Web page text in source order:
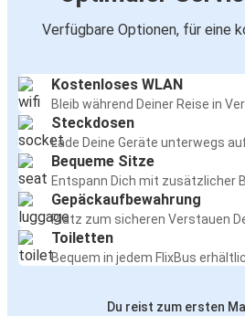
Verfügbare Optionen, für eine
Kostenloses WLAN
Bleib während Deiner Reise in
Steckdosen
Lade Deine Geräte unterwegs
Bequeme Sitze
Entspann Dich mit zusätzlicher
Gepäckaufbewahrung
Platz zum sicheren Verstauen
Toiletten
Bequem in jedem FlixBus
Du reist zum ersten